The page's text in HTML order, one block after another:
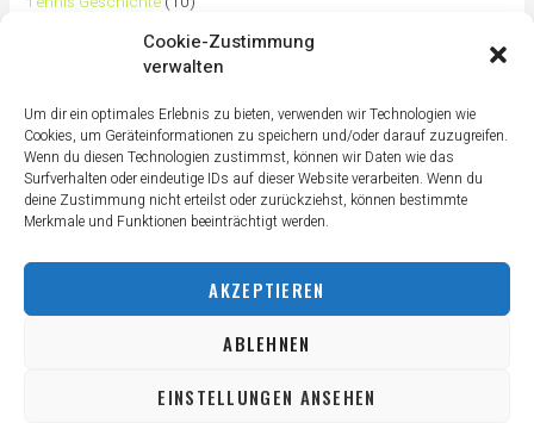
Cookie-Zustimmung
verwalten
Um dir ein optimales Erlebnis zu bieten, verwenden wir Technologien wie
Cookies, um Geräteinformationen zu speichern und/oder darauf zuzugreifen.
Wenn du diesen Technologien zustimmst, können wir Daten wie das
Surfverhalten oder eindeutige IDs auf dieser Website verarbeiten. Wenn du
deine Zustimmung nicht erteilst oder zurückziehst, können bestimmte
Merkmale und Funktionen beeinträchtigt werden.
AKZEPTIEREN
ABLEHNEN
EINSTELLUNGEN ANSEHEN
Tennis Tipps und Tricks(63)
(3)
Tennis Training für Anfänger(36)
Tennisass Profis(7)
Tennisbälle (4)
Tennisplatz(1)